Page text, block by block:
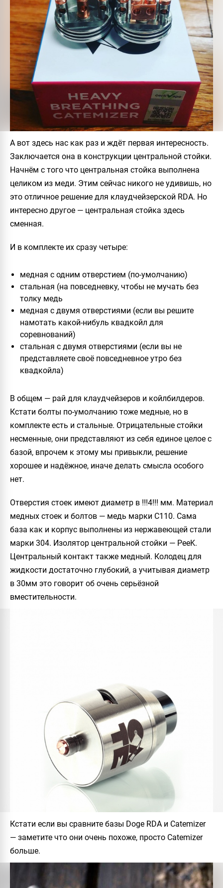
А вот здесь нас как раз и ждёт первая интересность.
Заключается она в конструкции центральной стойки.
Начнём с того что центральная стойка выполнена
целиком из меди. Этим сейчас никого не удивишь, но
это отличное решение для клаудчейзерской RDA. Но
интересно другое — центральная стойка здесь
сменная.
И в комплекте их сразу четыре:
медная с одним отверстием (по-умолчанию)
стальная (на повседневку, чтобы не мучать без
толку медь
медная с двумя отверстиями (если вы решите
намотать какой-нибуль квадкойл для
соревнований)
стальная с двумя отверстиями (если вы не
представляете своё повседневное утро без
квадкойла)
В общем — рай для клаудчейзеров и койлбилдеров.
Кстати болты по-умолчанию тоже медные, но в
комплекте есть и стальные. Отрицательные стойки
несменные, они представляют из себя единое целое с
базой, впрочем к этому мы привыкли, решение
хорошее и надёжное, иначе делать смысла особого
нет.
Отверстия стоек имеют диаметр в !!!4!!! мм. Материал
медных стоек и болтов — медь марки C110. Сама
база как и корпус выполнены из нержавеющей стали
марки 304. Изолятор центральной стойки — PeeK.
Центральный контакт также медный. Колодец для
жидкости достаточно глубокий, а учитывая диаметр
в 30мм это говорит об очень серьёзной
вместительности.
Кстати если вы сравните базы Doge RDA и Catemizer
— заметите что они очень похоже, просто Catemizer
больше.